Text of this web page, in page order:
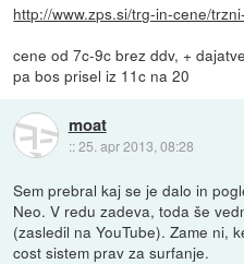
http://www.zps.si/trg-in-cene/
cene od 7c-9c brez ddv, + dajatve
pa bos prisel iz 11c na 20
moat
::25. apr 2013, 08:28
Sem prebral kaj se je dalo in
Neo. V redu zadeva, toda še
(zasledil na YouTube). Zame ni,
cost sistem prav za surfanje.